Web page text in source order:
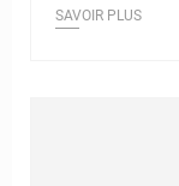
SAVOIR PLUS